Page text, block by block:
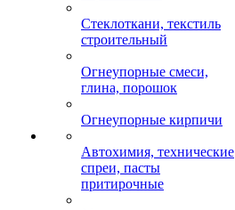
Стеклоткани, текстиль
строительный
Огнеупорные смеси,
глина, порошок
Огнеупорные кирпичи
Автохимия, технические
спреи, пасты
притирочные